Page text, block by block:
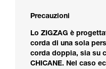
Precauzioni
Lo ZIGZAG è
corda di una sola
corda doppia, sia su
CHICANE. Nel caso